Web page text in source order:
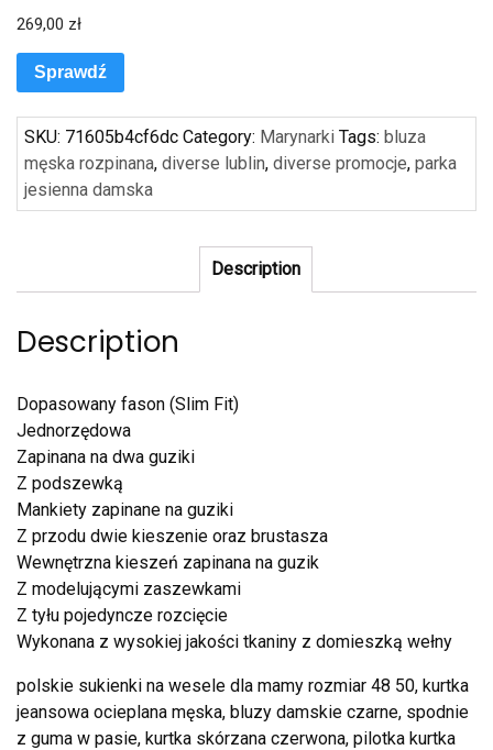
269,00 zł
Sprawdź
SKU: 71605b4cf6dc Category: Marynarki Tags: bluza
męska rozpinana, diverse lublin, diverse promocje, parka
jesienna damska
Description
Description
Dopasowany fason (Slim Fit)
Jednorzędowa
Zapinana na dwa guziki
Z podszewką
Mankiety zapinane na guziki
Z przodu dwie kieszenie oraz brustasza
Wewnętrzna kieszeń zapinana na guzik
Z modelującymi zaszewkami
Z tyłu pojedyncze rozcięcie
Wykonana z wysokiej jakości tkaniny z domieszką wełny
polskie sukienki na wesele dla mamy rozmiar 48 50, kurtka
jeansowa ocieplana męska, bluzy damskie czarne, spodnie
z guma w pasie, kurtka skórzana czerwona, pilotka kurtka